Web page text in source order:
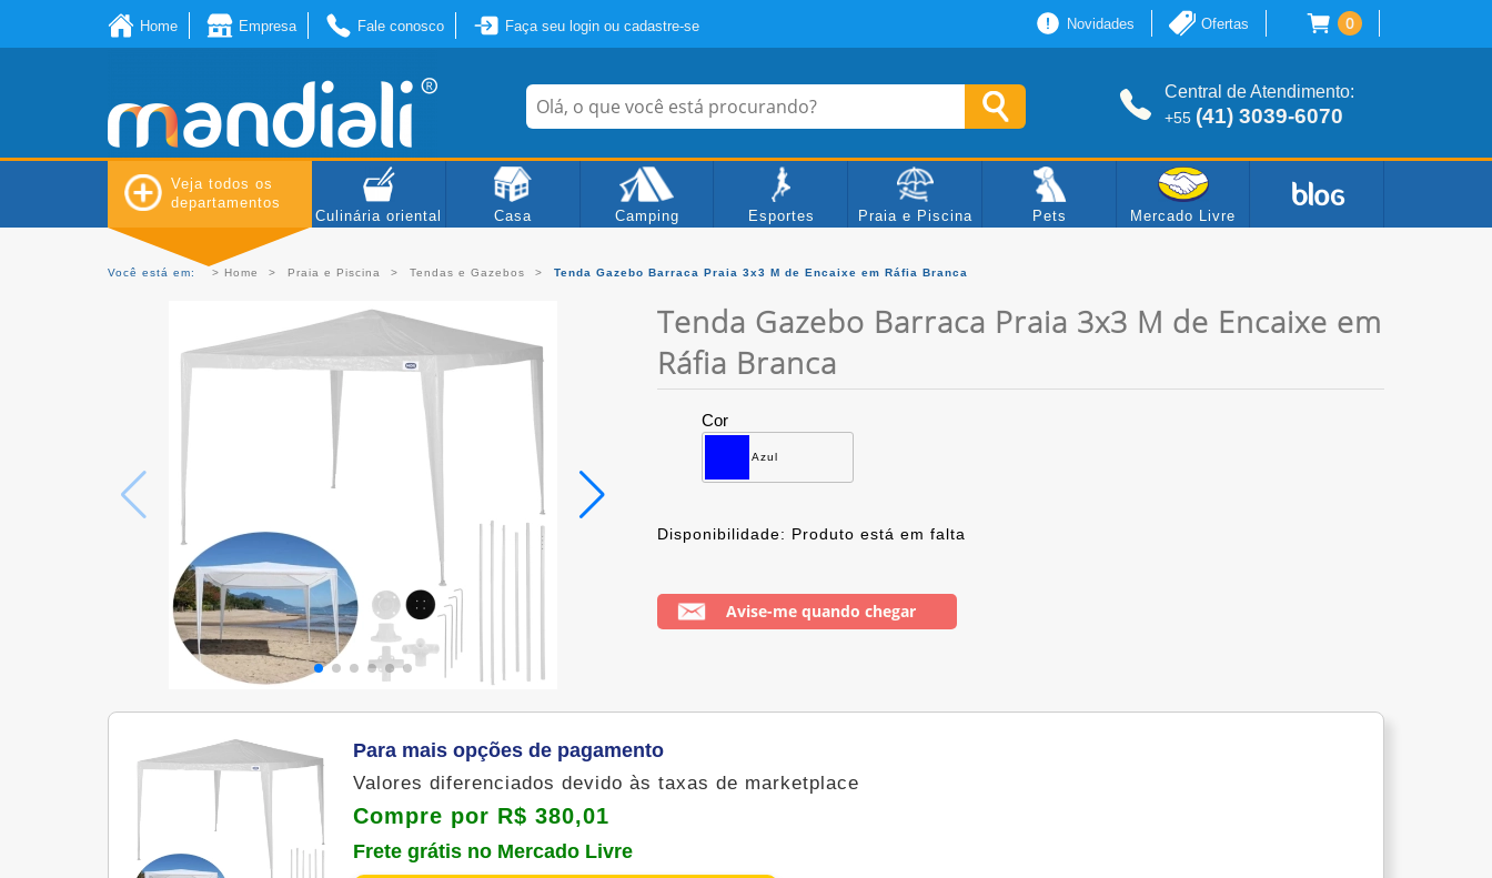
Home Empresa Fale conosco Faça seu login ou cadastre-se 0
Novidades Ofertas
Central de Atendimento:
+55 (41) 3039-6070
Veja todos os
departamentos
Culinária oriental
Casa Camping Esportes Praia e Piscina Pets Mercado Livre
Você está em: Home Praia e Piscina Tendas e Gazebos Tenda Gazebo Barraca Praia 3x3 M de Encaixe em Ráfia Branca
Tenda Gazebo Barraca Praia 3x3 M de Encaixe em
Ráfia Branca
Cor
Azul
Disponibilidade: Produto está em falta
Avise-me quando chegar
Para mais opções de pagamento
Valores diferenciados devido às taxas de marketplace
Compre por R$ 380,01
Frete grátis no Mercado Livre